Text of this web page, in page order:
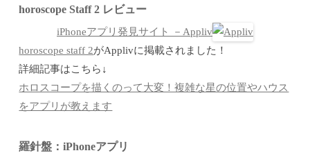
horoscope Staff 2 レビュー
iPhoneアプリ発見サイト －Appliv
horoscope staff 2がApplivに掲載されました！
詳細記事はこちら↓
ホロスコープを描くのって大変！複雑な星の位置やハウス
をアプリが教えます
羅針盤：iPhoneアプリ